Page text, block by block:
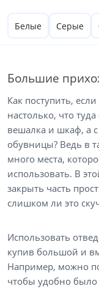
Белые Серые
Большие
Как поступить,
настолько, что
вешалка и шкаф, а
обувницы? Ведь в
много места,
использовать. В
закрыть часть
слишком ли это
Использовать
купив большой и
Например, можно
чтобы удобно было